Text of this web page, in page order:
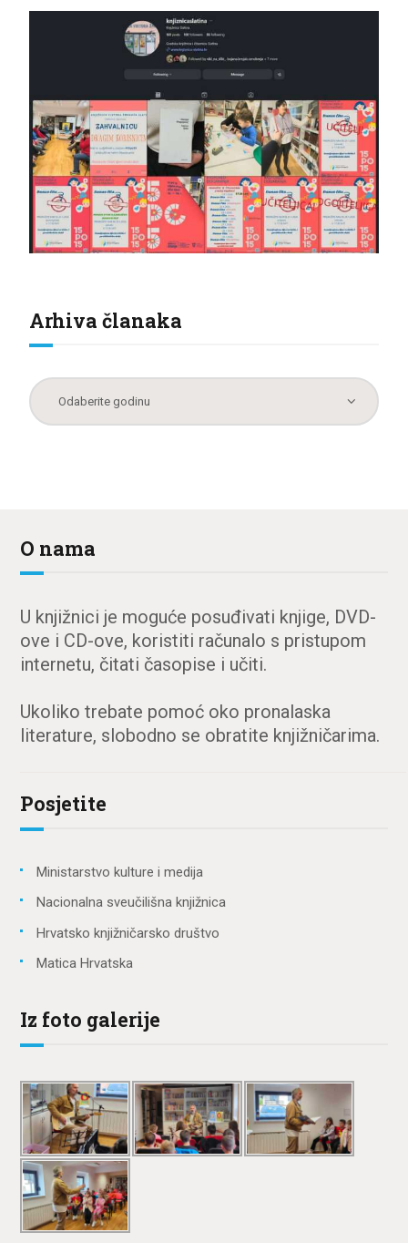
Arhiva članaka
O nama
U knjižnici je moguće posuđivati knjige, DVD-
ove i CD-ove, koristiti računalo s pristupom
internetu, čitati časopise i učiti.
Ukoliko trebate pomoć oko pronalaska
literature, slobodno se obratite knjižničarima.
Posjetite
Ministarstvo kulture i medija
Nacionalna sveučilišna knjižnica
Hrvatsko knjižničarsko društvo
Matica Hrvatska
Iz foto galerije